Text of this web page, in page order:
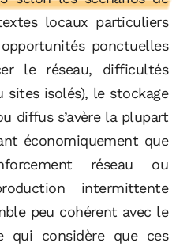
locaux particuliers
ponctuelles
le réseau, difficultés
sites isolés), le stockage
diffus s’avère la plupart
économiquement que
réseau ou
intermittente
peu cohérent avec le
qui considère que ces